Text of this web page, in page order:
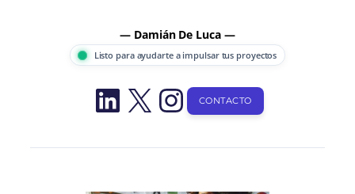
— Damián De Luca —
Listo para ayudarte a impulsar tus proyectos
LinkedIn
X Instagram
CONTACTO